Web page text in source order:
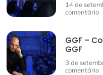
14 de
comentário
GGF –
GGF
3 de
comentário